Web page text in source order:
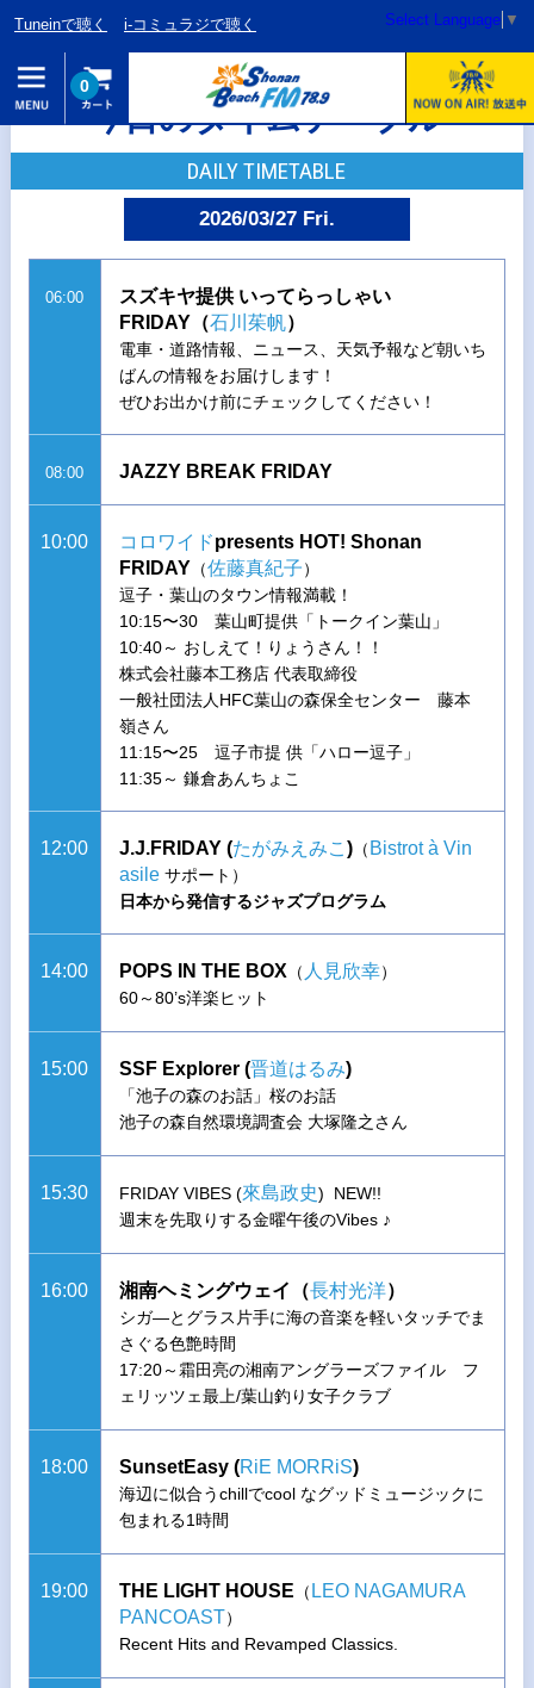
Tuneinで聴く i-コミュラジで聴く Select Language ▼
0
今日のタイムテーブル
DAILY TIMETABLE
2026/03/27 Fri.
06:00
スズキヤ提供 いってらっしゃい
FRIDAY（石川茱帆）
電車・道路情報、ニュース、天気予報など朝いち
ばんの情報をお届けします！
ぜひお出かけ前にチェックしてください！
08:00 JAZZY BREAK FRIDAY
10:00 コロワイドpresents HOT! Shonan
FRIDAY （佐藤真紀子）
逗子・葉山のタウン情報満載！
10:15〜30 葉山町提供「トークイン葉山」
10:40～ おしえて！りょうさん！！
株式会社藤本工務店 代表取締役
一般社団法人HFC葉山の森保全センター 藤本
嶺さん
11:15〜25 逗子市提 供「ハロー逗子」
11:35～ 鎌倉あんちょこ
12:00 J.J.FRIDAY (たがみえみこ )（ Bistrot à Vin
asileサポート）
日本から発信するジャズプログラム
14:00 POPS IN THE BOX （ 人見欣幸）
60～80’s洋楽ヒット
15:00 SSF Explorer (晋道はるみ)
「池子の森のお話」桜のお話
池子の森自然環境調査会 大塚隆之さん
15:30 FRIDAY VIBES (來島政史) NEW!!
週末を先取りする金曜午後のVibes ♪
16:00 湘南ヘミングウェイ（長村光洋）
シガ―とグラス片手に海の音楽を軽いタッチでま
さぐる色艶時間
17:20～霜田亮の湘南アングラーズファイル フ
ェリッツェ最上/葉山釣り女子クラブ
18:00 SunsetEasy (RiE MORRiS)
海辺に似合うchillでcool なグッドミュージックに
包まれる1時間
19:00 THE LIGHT HOUSE （ LEO NAGAMURA
PANCOAST）
Recent Hits and Revamped Classics.